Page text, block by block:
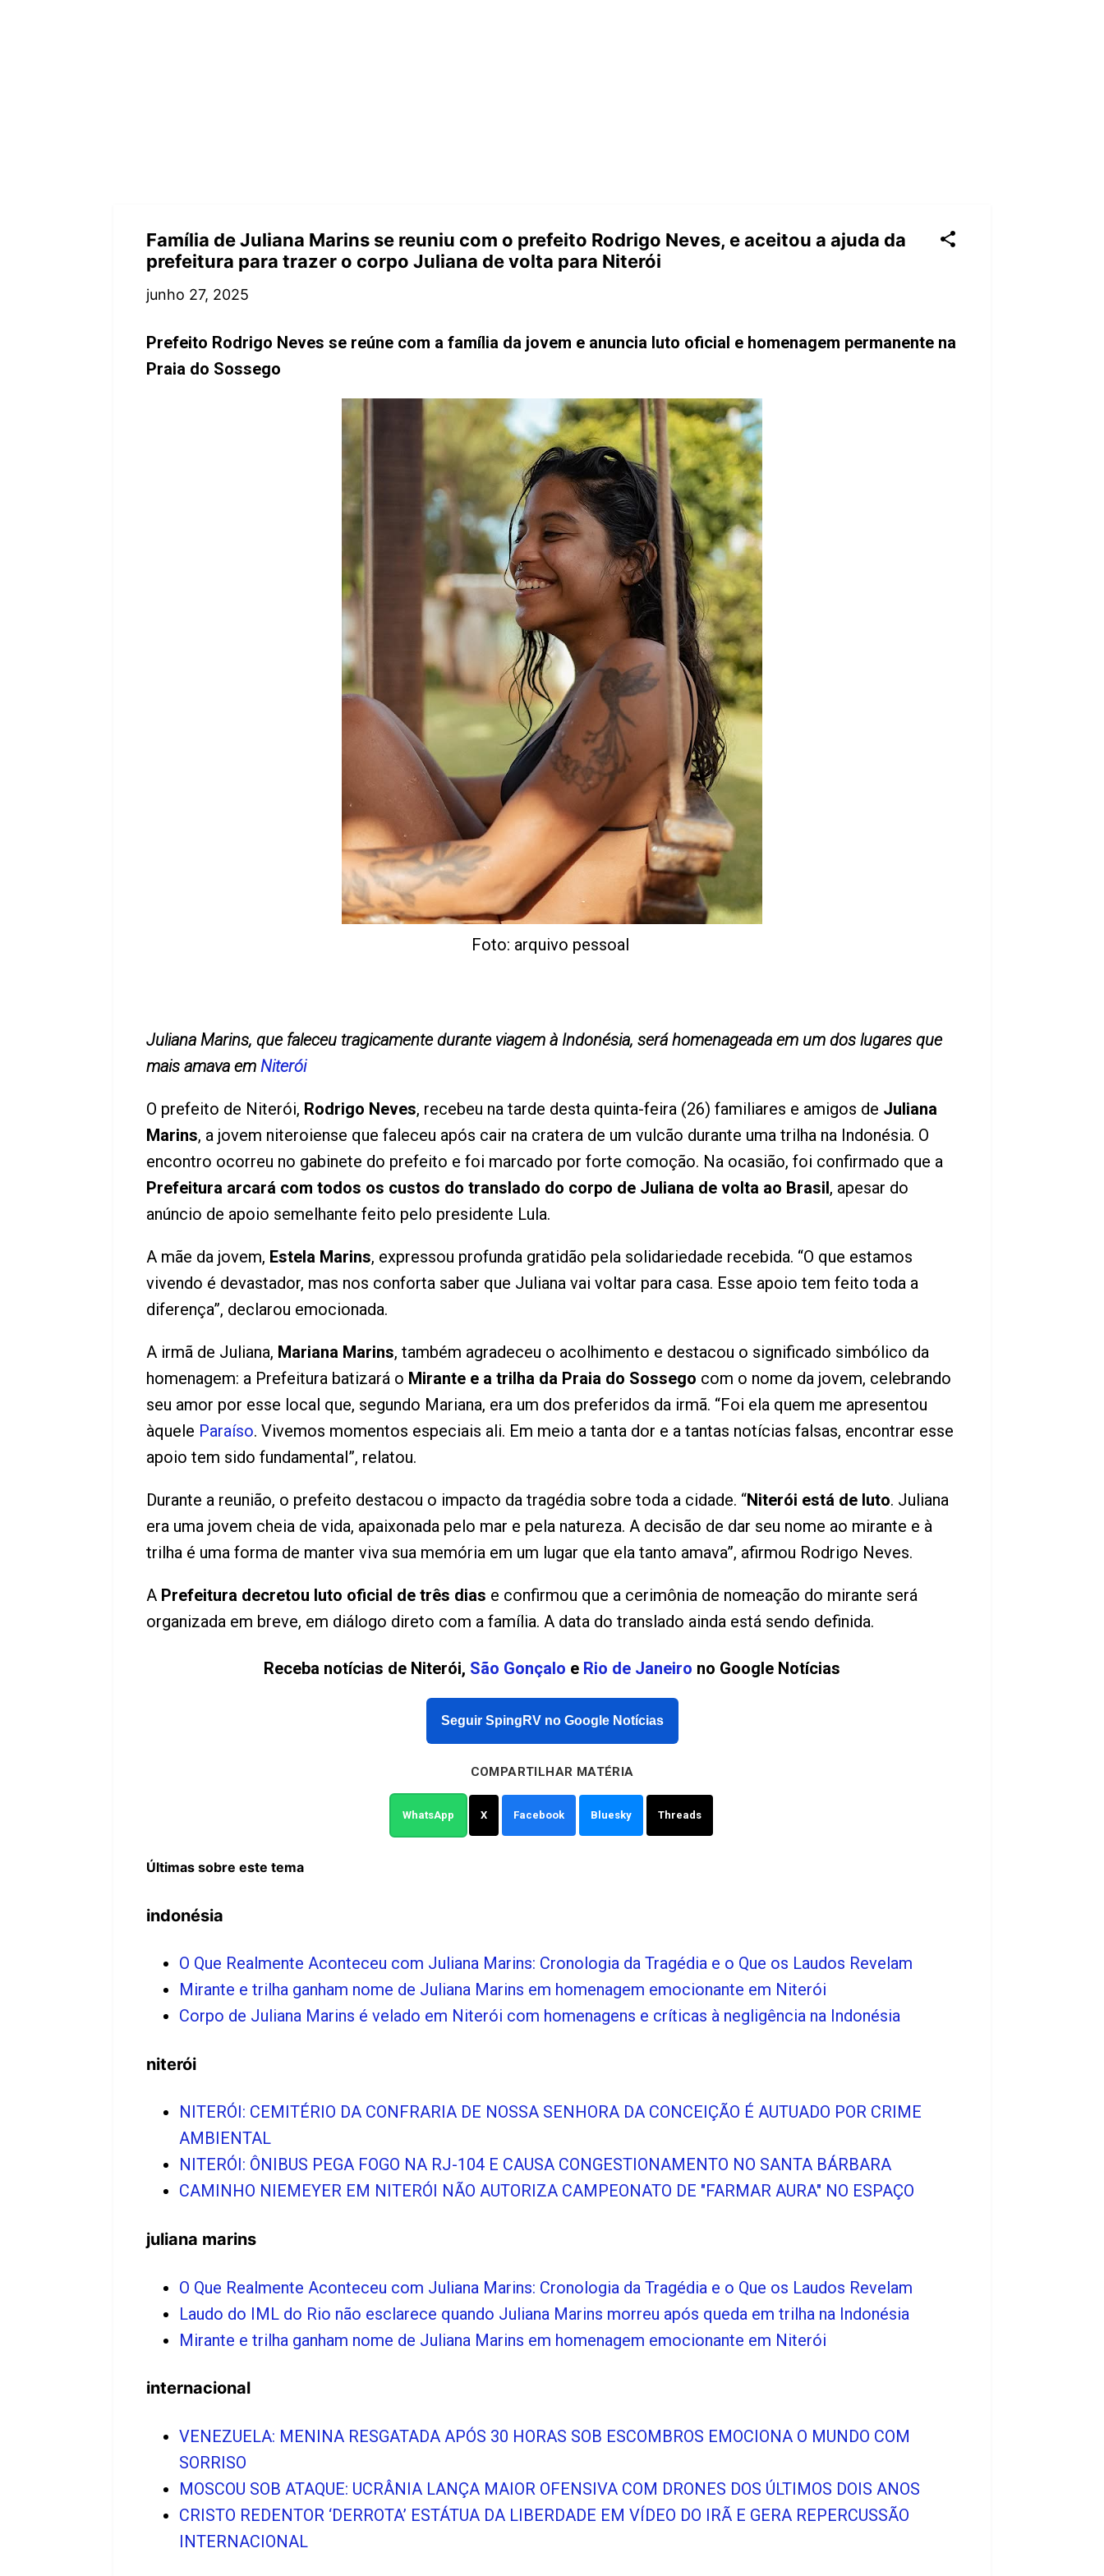
Família de Juliana Marins se reuniu com o prefeito Rodrigo Neves, e aceitou a ajuda da
prefeitura para trazer o corpo Juliana de volta para Niterói
junho 27, 2025
Prefeito Rodrigo Neves se reúne com a família da jovem e anuncia luto oficial e homenagem permanente na
Praia do Sossego
Foto: arquivo pessoal
Juliana Marins, que faleceu tragicamente durante viagem à Indonésia, será homenageada em um dos lugares que
mais amava em Niterói
O prefeito de Niterói, Rodrigo Neves, recebeu na tarde desta quinta-feira (26) familiares e amigos de Juliana
Marins, a jovem niteroiense que faleceu após cair na cratera de um vulcão durante uma trilha na Indonésia. O
encontro ocorreu no gabinete do prefeito e foi marcado por forte comoção. Na ocasião, foi confirmado que a
Prefeitura arcará com todos os custos do translado do corpo de Juliana de volta ao Brasil, apesar do
anúncio de apoio semelhante feito pelo presidente Lula.
A mãe da jovem, Estela Marins, expressou profunda gratidão pela solidariedade recebida. “O que estamos
vivendo é devastador, mas nos conforta saber que Juliana vai voltar para casa. Esse apoio tem feito toda a
diferença”, declarou emocionada.
A irmã de Juliana, Mariana Marins, também agradeceu o acolhimento e destacou o significado simbólico da
homenagem: a Prefeitura batizará o Mirante e a trilha da Praia do Sossego com o nome da jovem, celebrando
seu amor por esse local que, segundo Mariana, era um dos preferidos da irmã. “Foi ela quem me apresentou
àquele Paraíso. Vivemos momentos especiais ali. Em meio a tanta dor e a tantas notícias falsas, encontrar esse
apoio tem sido fundamental”, relatou.
Durante a reunião, o prefeito destacou o impacto da tragédia sobre toda a cidade. “Niterói está de luto. Juliana
era uma jovem cheia de vida, apaixonada pelo mar e pela natureza. A decisão de dar seu nome ao mirante e à
trilha é uma forma de manter viva sua memória em um lugar que ela tanto amava”, afirmou Rodrigo Neves.
A Prefeitura decretou luto oficial de três dias e confirmou que a cerimônia de nomeação do mirante será
organizada em breve, em diálogo direto com a família. A data do translado ainda está sendo definida.
Receba notícias de Niterói, São Gonçalo e Rio de Janeiro no Google Notícias
Seguir SpingRV no Google Notícias
COMPARTILHAR MATÉRIA
WhatsApp X Facebook Bluesky Threads
Últimas sobre este tema
indonésia
O Que Realmente Aconteceu com Juliana Marins: Cronologia da Tragédia e o Que os Laudos Revelam
Mirante e trilha ganham nome de Juliana Marins em homenagem emocionante em Niterói
Corpo de Juliana Marins é velado em Niterói com homenagens e críticas à negligência na Indonésia
niterói
NITERÓI: CEMITÉRIO DA CONFRARIA DE NOSSA SENHORA DA CONCEIÇÃO É AUTUADO POR CRIME
AMBIENTAL
NITERÓI: ÔNIBUS PEGA FOGO NA RJ-104 E CAUSA CONGESTIONAMENTO NO SANTA BÁRBARA
CAMINHO NIEMEYER EM NITERÓI NÃO AUTORIZA CAMPEONATO DE "FARMAR AURA" NO ESPAÇO
juliana marins
O Que Realmente Aconteceu com Juliana Marins: Cronologia da Tragédia e o Que os Laudos Revelam
Laudo do IML do Rio não esclarece quando Juliana Marins morreu após queda em trilha na Indonésia
Mirante e trilha ganham nome de Juliana Marins em homenagem emocionante em Niterói
internacional
VENEZUELA: MENINA RESGATADA APÓS 30 HORAS SOB ESCOMBROS EMOCIONA O MUNDO COM
SORRISO
MOSCOU SOB ATAQUE: UCRÂNIA LANÇA MAIOR OFENSIVA COM DRONES DOS ÚLTIMOS DOIS ANOS
CRISTO REDENTOR ‘DERROTA’ ESTÁTUA DA LIBERDADE EM VÍDEO DO IRÃ E GERA REPERCUSSÃO
INTERNACIONAL